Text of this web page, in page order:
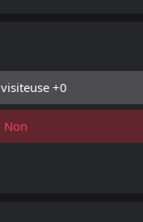
+0
Non